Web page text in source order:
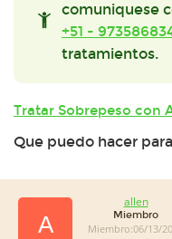
comuniquese
+51 -
tratamientos.
Tratar Sobrepeso con
Que puedo hacer
A
allen
Miembro
Miembro:06/13/